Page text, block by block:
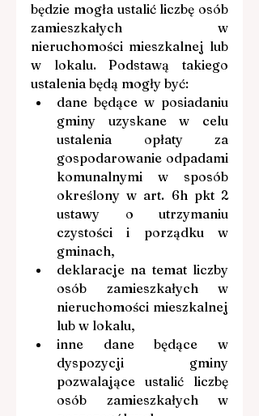
będzie mogła ustalić liczbę osób
zamieszkałych w
nieruchomości mieszkalnej lub
w lokalu. Podstawą takiego
ustalenia będą mogły być:
dane będące w posiadaniu
gminy uzyskane w celu
ustalenia opłaty za
gospodarowanie odpadami
komunalnymi w sposób
określony w art. 6h pkt 2
ustawy o utrzymaniu
czystości i porządku w
gminach,
deklaracje na temat liczby
osób zamieszkałych w
nieruchomości mieszkalnej
lub w lokalu,
inne dane będące w
dyspozycji gminy
pozwalające ustalić liczbę
osób zamieszkałych w